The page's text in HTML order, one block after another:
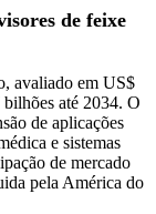
de feixe
avaliado em US$
até 2034. O
de aplicações
e sistemas
de mercado
pela América do